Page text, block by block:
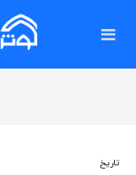
تاریخ